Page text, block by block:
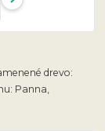
drevo:
Panna,